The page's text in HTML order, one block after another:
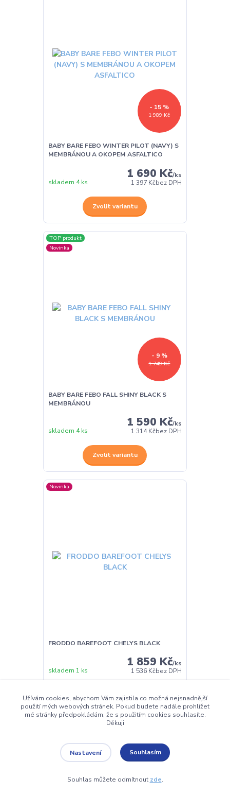
1 989 Kč
- 15 %
BABY BARE FEBO WINTER PILOT (NAVY) S
MEMBRÁNOU A OKOPEM ASFALTICO
1 690 Kč/ks
1 397 Kčbez DPH
skladem 4 ks
Zvolit variantu
TOP produkt
Novinka
1 749 Kč
- 9 %
BABY BARE FEBO FALL SHINY BLACK S
MEMBRÁNOU
1 590 Kč/ks
1 314 Kčbez DPH
skladem 4 ks
Zvolit variantu
Novinka
FRODDO BAREFOOT CHELYS BLACK
1 859 Kč/ks
1 536 Kčbez DPH
skladem 1 ks
Zvolit variantu
Užívám cookies, abychom Vám zajistila co možná nejsnadnější
použití mých webových stránek. Pokud budete nadále prohlížet
mé stránky předpokládám, že s použitím cookies souhlasíte.
Děkuji
Nastavení Souhlasím
Souhlas můžete odmítnout zde.